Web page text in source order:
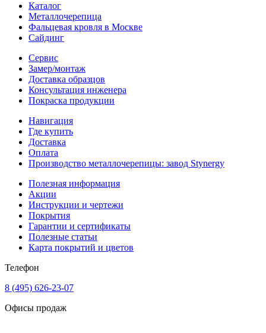
Каталог
Металлочерепица
Фальцевая кровля в Москве
Сайдинг
Сервис
Замер/монтаж
Доставка образцов
Консультация инженера
Покраска продукции
Навигация
Где купить
Доставка
Оплата
Производство металлочерепицы: завод Stynergy
Полезная информация
Акции
Инструкции и чертежи
Покрытия
Гарантии и сертификаты
Полезные статьи
Карта покрытий и цветов
Телефон
8 (495) 626-23-07
Офисы продаж